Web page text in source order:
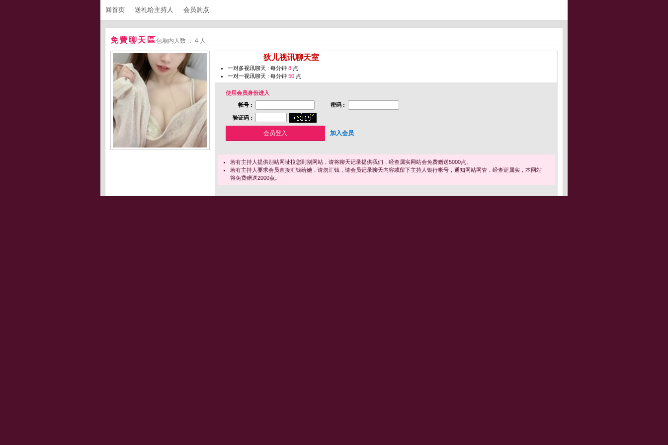
回首页 送礼给主持人 会员购点
免費聊天區包厢内人数 ： 4 人
狄儿视讯聊天室
一对多视讯聊天 : 每分钟 8 点
一对一视讯聊天 : 每分钟 50 点
使用会员身份进入
帐号 :
密码 :
验证码 :
加入会员
若有主持人提供别站网址拉您到别网站，请将聊天记录提供我们，经查属实网站会免费赠送5000点。
若有主持人要求会员直接汇钱给她，请勿汇钱，请会员记录聊天内容或留下主持人银行帐号，通知网站网管，经查证属实，本网站
将免费赠送2000点。